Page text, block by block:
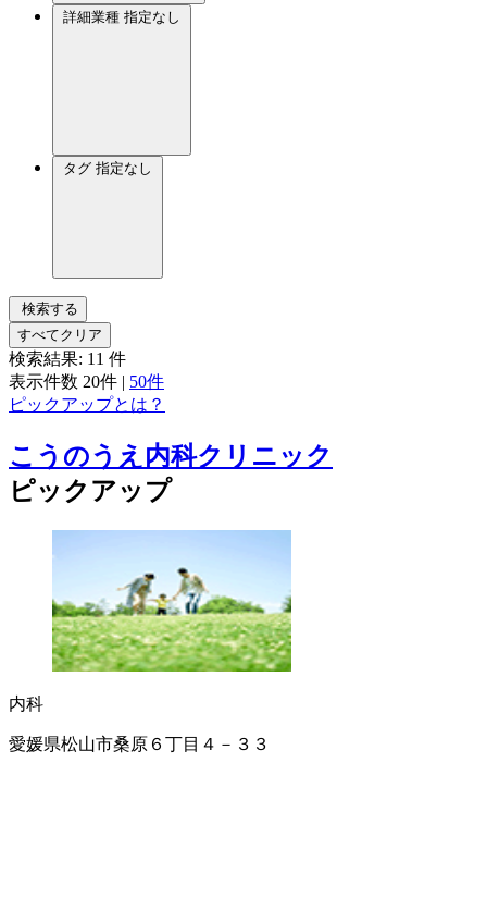
詳細業種 指定なし
タグ 指定なし
検索する
すべてクリア
検索結果: 11 件
表示件数 20件 | 50件
ピックアップとは？
こうのうえ内科クリニック
ピックアップ
内科
愛媛県松山市桑原６丁目４－３３